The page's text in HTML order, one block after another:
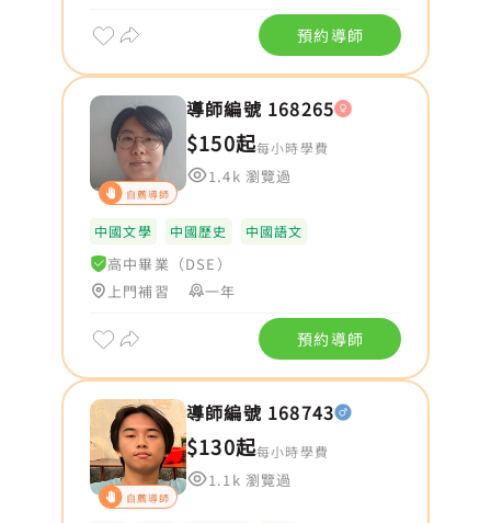
預約導師
自薦導師
導師編號 168265
$150起每小時學費
1.4k 瀏覽過
中國文學 中國歷史 中國語文
高中畢業（DSE）
上門補習
一年
預約導師
自薦導師
導師編號 168743
$130起每小時學費
1.1k 瀏覽過